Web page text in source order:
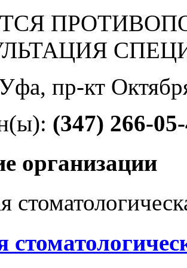
пр-кт
(347) 266-
организации